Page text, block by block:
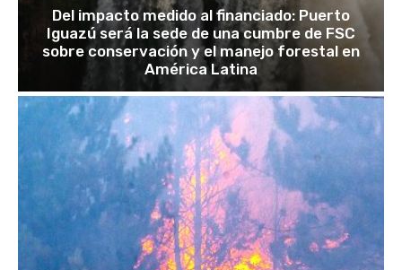
Del impacto medido al financiado: Puerto
Iguazú será la sede de una cumbre de FSC
sobre conservación y el manejo forestal en
América Latina